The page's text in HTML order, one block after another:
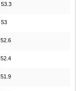
53.3
53
52.6
52.4
51.9